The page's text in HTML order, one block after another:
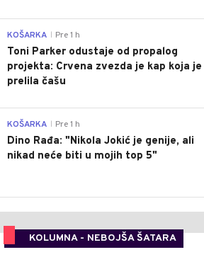
KOŠARKA Pre 1 h
Toni Parker odustaje od propalog
projekta: Crvena zvezda je kap koja je
prelila čašu
KOŠARKA Pre 1 h
Dino Rađa: "Nikola Jokić je genije, ali
nikad neće biti u mojih top 5"
KOLUMNA - NEBOJŠA ŠATARA